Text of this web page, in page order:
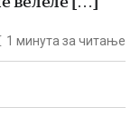
1 минута за читање